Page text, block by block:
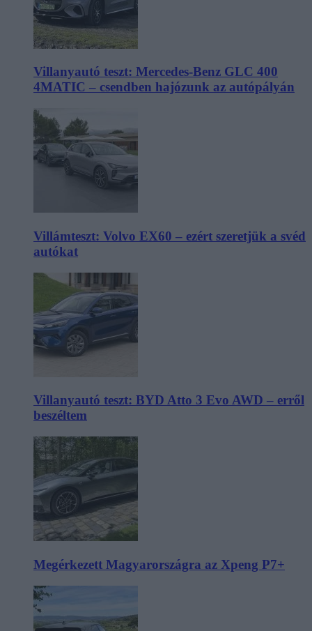
Villanyautó teszt: Mercedes-Benz GLC 400
4MATIC – csendben hajózunk az autópályán
Villámteszt: Volvo EX60 – ezért szeretjük a svéd
autókat
Villanyautó teszt: BYD Atto 3 Evo AWD – erről
beszéltem
Megérkezett Magyarországra az Xpeng P7+